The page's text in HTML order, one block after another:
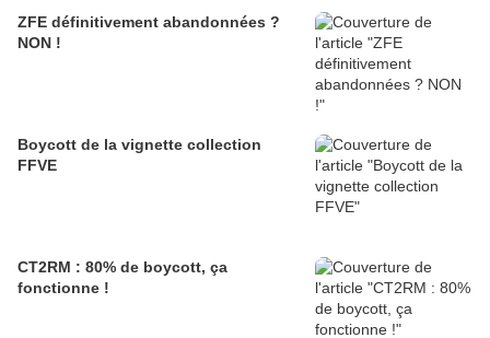
ZFE définitivement abandonnées ?
NON !
Boycott de la vignette collection
FFVE
CT2RM : 80% de boycott, ça
fonctionne !